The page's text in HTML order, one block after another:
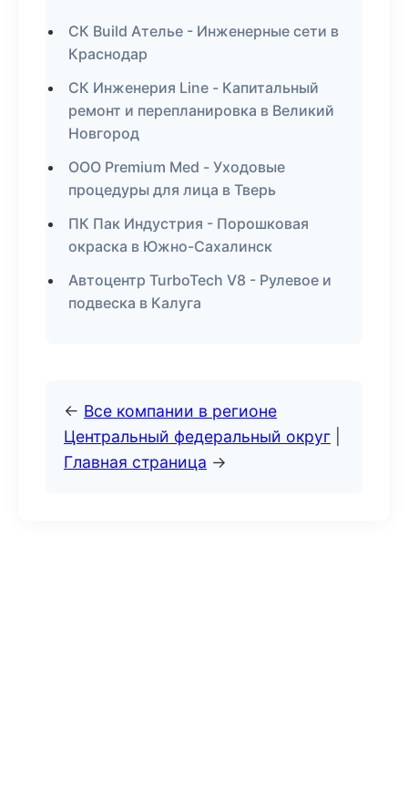
СК Build Ателье - Инженерные сети в
Краснодар
СК Инженерия Line - Капитальный
ремонт и перепланировка в Великий
Новгород
ООО Premium Med - Уходовые
процедуры для лица в Тверь
ПК Пак Индустрия - Порошковая
окраска в Южно-Сахалинск
Автоцентр TurboTech V8 - Рулевое и
подвеска в Калуга
← Все компании в регионе
Центральный федеральный округ
Главная страница →